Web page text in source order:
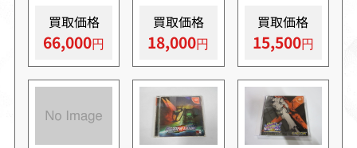
買取価格
66,000
買取価格
18,000
買取価格
15,500